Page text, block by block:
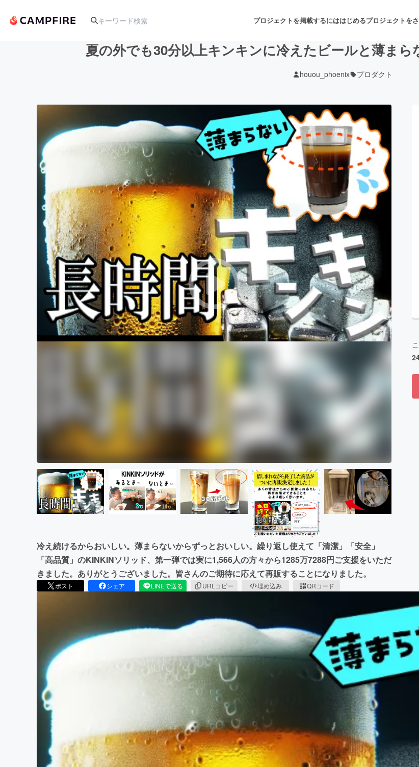
プロジェクトを掲載するにははじめるプロジェクトを
アート・写真 音楽 舞台・パフ
テクノロジー・ガジェット ゲーム・サービス開発 フード・飲
映像・映画 書籍・雑誌出版 アニメ・漫画
ビジネス・起業 チャレンジ ビューティ
まちづくり・地域活性化
CAMPFIRE for Social GoodCAMPFIRE Creation
CAMPFIREふるさと納税machi-ya
夏の外でも30分以上キンキンに冷えたビールと薄まら
houou_phoenix プロダクト
冷え続けるからおいしい。薄まらないからずっとおいしい。繰り返し使えて「清潔」「安全」
「高品質」のKINKINソリッド、第一弾では実に1,566人の方々から1285万7288円ご支援をいただ
きました。ありがとうございました。皆さんのご期待に応えて再販することになりました。
ポスト シェア LINEで送る URLコピー 埋め込み QRコード